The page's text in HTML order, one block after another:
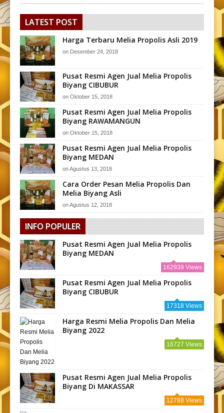
LATEST POST
Harga Terbaru Melia Propolis Asli 2019
on Desember 24, 2018
Pusat Resmi Agen Jual Melia Propolis
Biyang CIBUBUR
on Oktober 15, 2018
Pusat Resmi Agen Jual Melia Propolis
Biyang RAWAMANGUN
on Oktober 15, 2018
Pusat Resmi Agen Jual Melia Propolis
Biyang MEDAN
onAgustus 13, 2018
Cara Order Pesan Melia Propolis Dan
Melia Biyang Asli
onAgustus 12, 2018
INFO POPULER
Pusat Resmi Agen Jual Melia Propolis
Biyang MEDAN
162939 Views
Pusat Resmi Agen Jual Melia Propolis
Biyang CIBUBUR
17318 Views
Harga Resmi Melia Propolis Dan Melia
Biyang 2022
16727 Views
Pusat Resmi Agen Jual Melia Propolis
Biyang Di MAKASSAR
12788 Views